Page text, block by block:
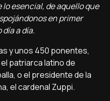
esencial, de aquello que
en primer
a día.
y unos 450 ponentes,
patriarca latino de
o el presidente de la
el cardenal Zuppi.